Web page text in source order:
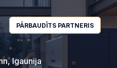
PĀRBAUDĪTS PARTNERIS
Igaunija